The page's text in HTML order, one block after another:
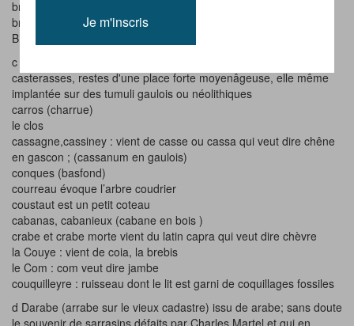
broustey (taillis),
brouquet, bruc (brande)
BUOUELAYGUE est composé de 2 mots « bois » et « eau »
c la cagne :la chienne
casterasses, restes d'une place forte moyenâgeuse, elle même
implantée sur des tumuli gaulois ou néolithiques
carros (charrue)
le clos
cassagne,cassiney : vient de casse ou cassa qui veut dire chêne
en gascon ; (cassanum en gaulois)
conques (basfond)
courreau évoque l’arbre coudrier
coustaut est un petit coteau
cabanas, cabanieux (cabane en bois )
crabe et crabe morte vient du latin capra qui veut dire chèvre
la Couye : vient de coia, la brebis
le Com : com veut dire jambe
couquilleyre : ruisseau dont le lit est garni de coquillages fossiles
d Darabe (arrabe sur le vieux cadastre) issu de arabe; sans doute
le souvenir de sarrasins défaits par Charles Martel et qui en
Je m'inscris